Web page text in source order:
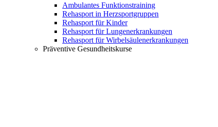
Ambulantes Funktionstraining
Rehasport in Herzsportgruppen
Rehasport für Kinder
Rehasport für Lungenerkrankungen
Rehasport für Wirbelsäulenerkrankungen
Präventive Gesundheitskurse